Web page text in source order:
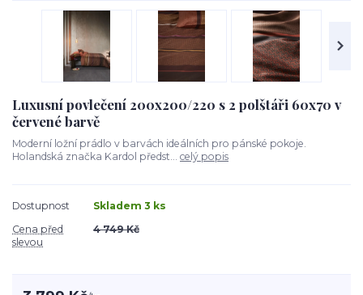
Luxusní povlečení 200x200/220 s 2 polštáři 60x70 v
červené barvě
Moderní ložní prádlo v barvách ideálních pro pánské pokoje.
Holandská značka Kardol předst... celý popis
Dostupnost
Skladem 3 ks
Cena před
slevou
4 749 Kč